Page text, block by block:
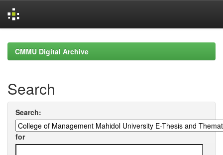
navigationCMMU Digital Archive
Search
Search:
for